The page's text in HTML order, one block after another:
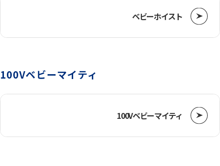
ベビーホイスト
100Vベビーマイティ
100Vベビーマイティ